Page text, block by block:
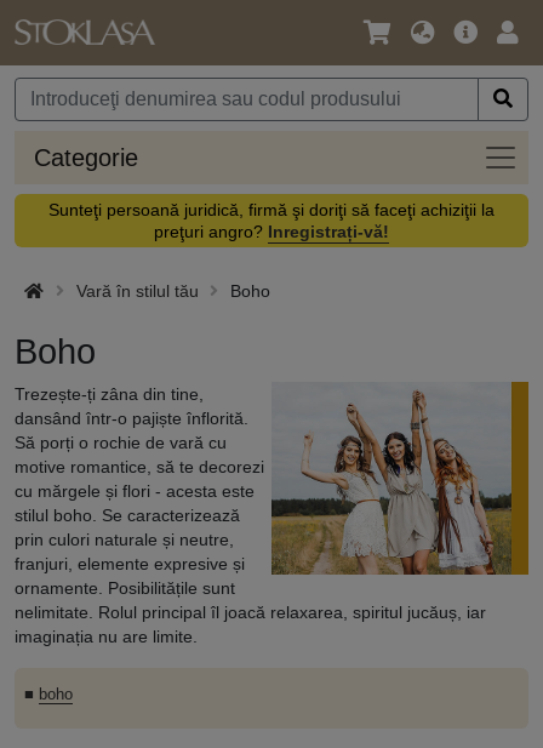
Limbă
Monedă
Meniul
Categorie
Sunteţi persoană juridică, firmă şi doriţi să faceţi achiziţii la
preţuri angro? Inregistrați-vă!
Vară în stilul tău Boho
Boho
Trezește-ți zâna din tine,
dansând într-o pajiște înflorită.
Să porți o rochie de vară cu
motive romantice, să te decorezi
cu mărgele și flori - acesta este
stilul boho. Se caracterizează
prin culori naturale și neutre,
franjuri, elemente expresive și
ornamente. Posibilitățile sunt
nelimitate. Rolul principal îl joacă relaxarea, spiritul jucăuș, iar
imaginația nu are limite.
■ boho